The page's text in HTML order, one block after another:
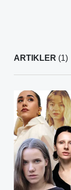
ARTIKLER (1)